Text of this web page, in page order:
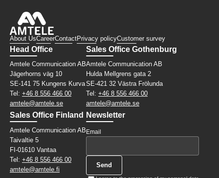
About UsCareerContactPrivacy policyCustomer survey
Head Office
Amtele Communication AB
Jägerhorns väg 10
SE-141 75 Kungens Kurva
Tel: +46 8 556 466 00
amtele@amtele.se
Sales Office Gothenburg
Amtele Communication AB
Hulda Mellgrens gata 2
SE-421 32 Västra Frölunda
Tel: +46 8 556 466 00
amtele@amtele.se
Sales Office Finland
Amtele Communication AB
Taivaltie 5
FI-01610 Vantaa
Tel: +46 8 556 466 00
amtele@amtele.fi
Newsletter
Email